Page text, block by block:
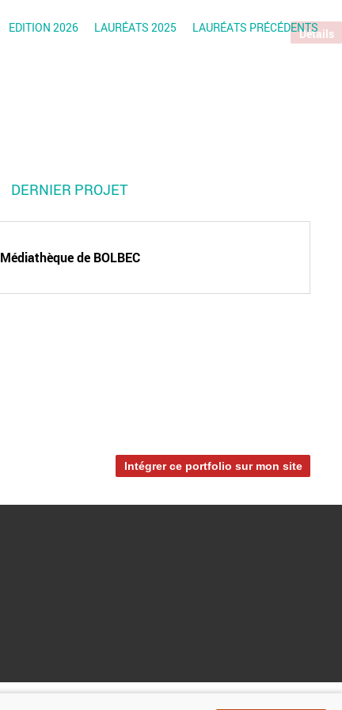
EDITION 2026 LAURÉATS 2025 LAURÉATS PRÉCÉDENTS
DERNIER PROJET
Médiathèque de BOLBEC
Détails
Intégrer ce portfolio sur mon site
En partenariat avec :